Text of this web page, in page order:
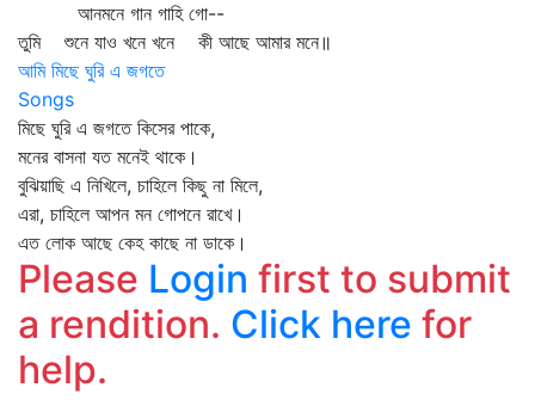
আনমনে গান গাহি গো--
তুমি শুনে যাও খনে খনে কী আছে আমার মনে॥
আমি মিছে ঘুরি এ জগতে
Songs
মিছে ঘুরি এ জগতে কিসের পাকে,
মনের বাসনা যত মনেই থাকে।
বুঝিয়াছি এ নিখিলে, চাহিলে কিছু না মিলে,
এরা, চাহিলে আপন মন গোপনে রাখে।
এত লোক আছে কেহ কাছে না ডাকে।
Please Login first to submit
a rendition. Click here for
help.